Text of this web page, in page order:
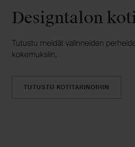
Designtalon
Tutustu meidät valinneiden
kokemuksiin.
TUTUSTU KOTITARINOIHIN